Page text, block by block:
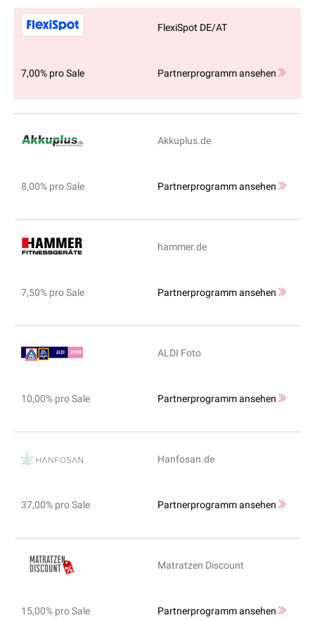
FlexiSpot DE/AT
7,00% pro Sale Partnerprogramm ansehen
Akkuplus.de
8,00% pro Sale Partnerprogramm ansehen
hammer.de
7,50% pro Sale Partnerprogramm ansehen
ALDI Foto
10,00% pro Sale Partnerprogramm ansehen
Hanfosan.de
37,00% pro Sale Partnerprogramm ansehen
Matratzen Discount
15,00% pro Sale Partnerprogramm ansehen